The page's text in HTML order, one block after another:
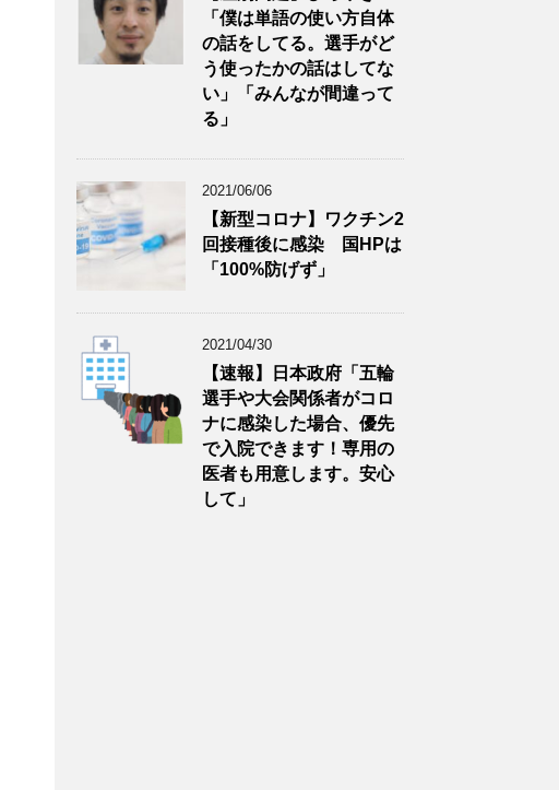
「僕は単語の使い方自体
の話をしてる。選手がど
う使ったかの話はしてな
い」「みんなが間違って
る」
2021/06/06
【新型コロナ】ワクチン2
回接種後に感染 国HPは
「100%防げず」
2021/04/30
【速報】日本政府「五輪
選手や大会関係者がコロ
ナに感染した場合、優先
で入院できます！専用の
医者も用意します。安心
して」